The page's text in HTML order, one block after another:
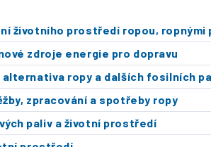
životního prostředí ropou, ropnými
zdroje energie pro dopravu
alternativa ropy a dalších fosilních
zpracování a spotřeby ropy
paliv a životní prostředí